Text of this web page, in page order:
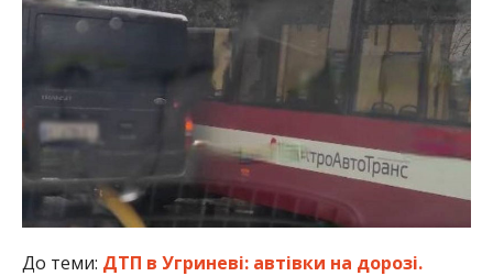
До теми: ДТП в Угриневі: автівки на дорозі.